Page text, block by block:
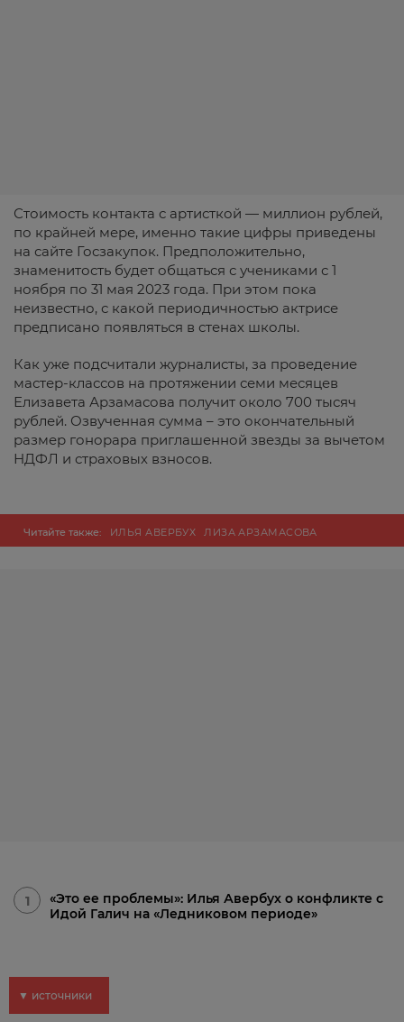
Стоимость контакта с артисткой — миллион рублей,
по крайней мере, именно такие цифры приведены
на сайте Госзакупок. Предположительно,
знаменитость будет общаться с учениками с 1
ноября по 31 мая 2023 года. При этом пока
неизвестно, с какой периодичностью актрисе
предписано появляться в стенах школы.
Как уже подсчитали журналисты, за проведение
мастер-классов на протяжении семи месяцев
Елизавета Арзамасова получит около 700 тысяч
рублей. Озвученная сумма – это окончательный
размер гонорара приглашенной звезды за вычетом
НДФЛ и страховых взносов.
Читайте также: ИЛЬЯ АВЕРБУХ ЛИЗА АРЗАМАСОВА
1
«Это ее проблемы»: Илья Авербух о конфликте с
Идой Галич на «Ледниковом периоде»
▼ источники